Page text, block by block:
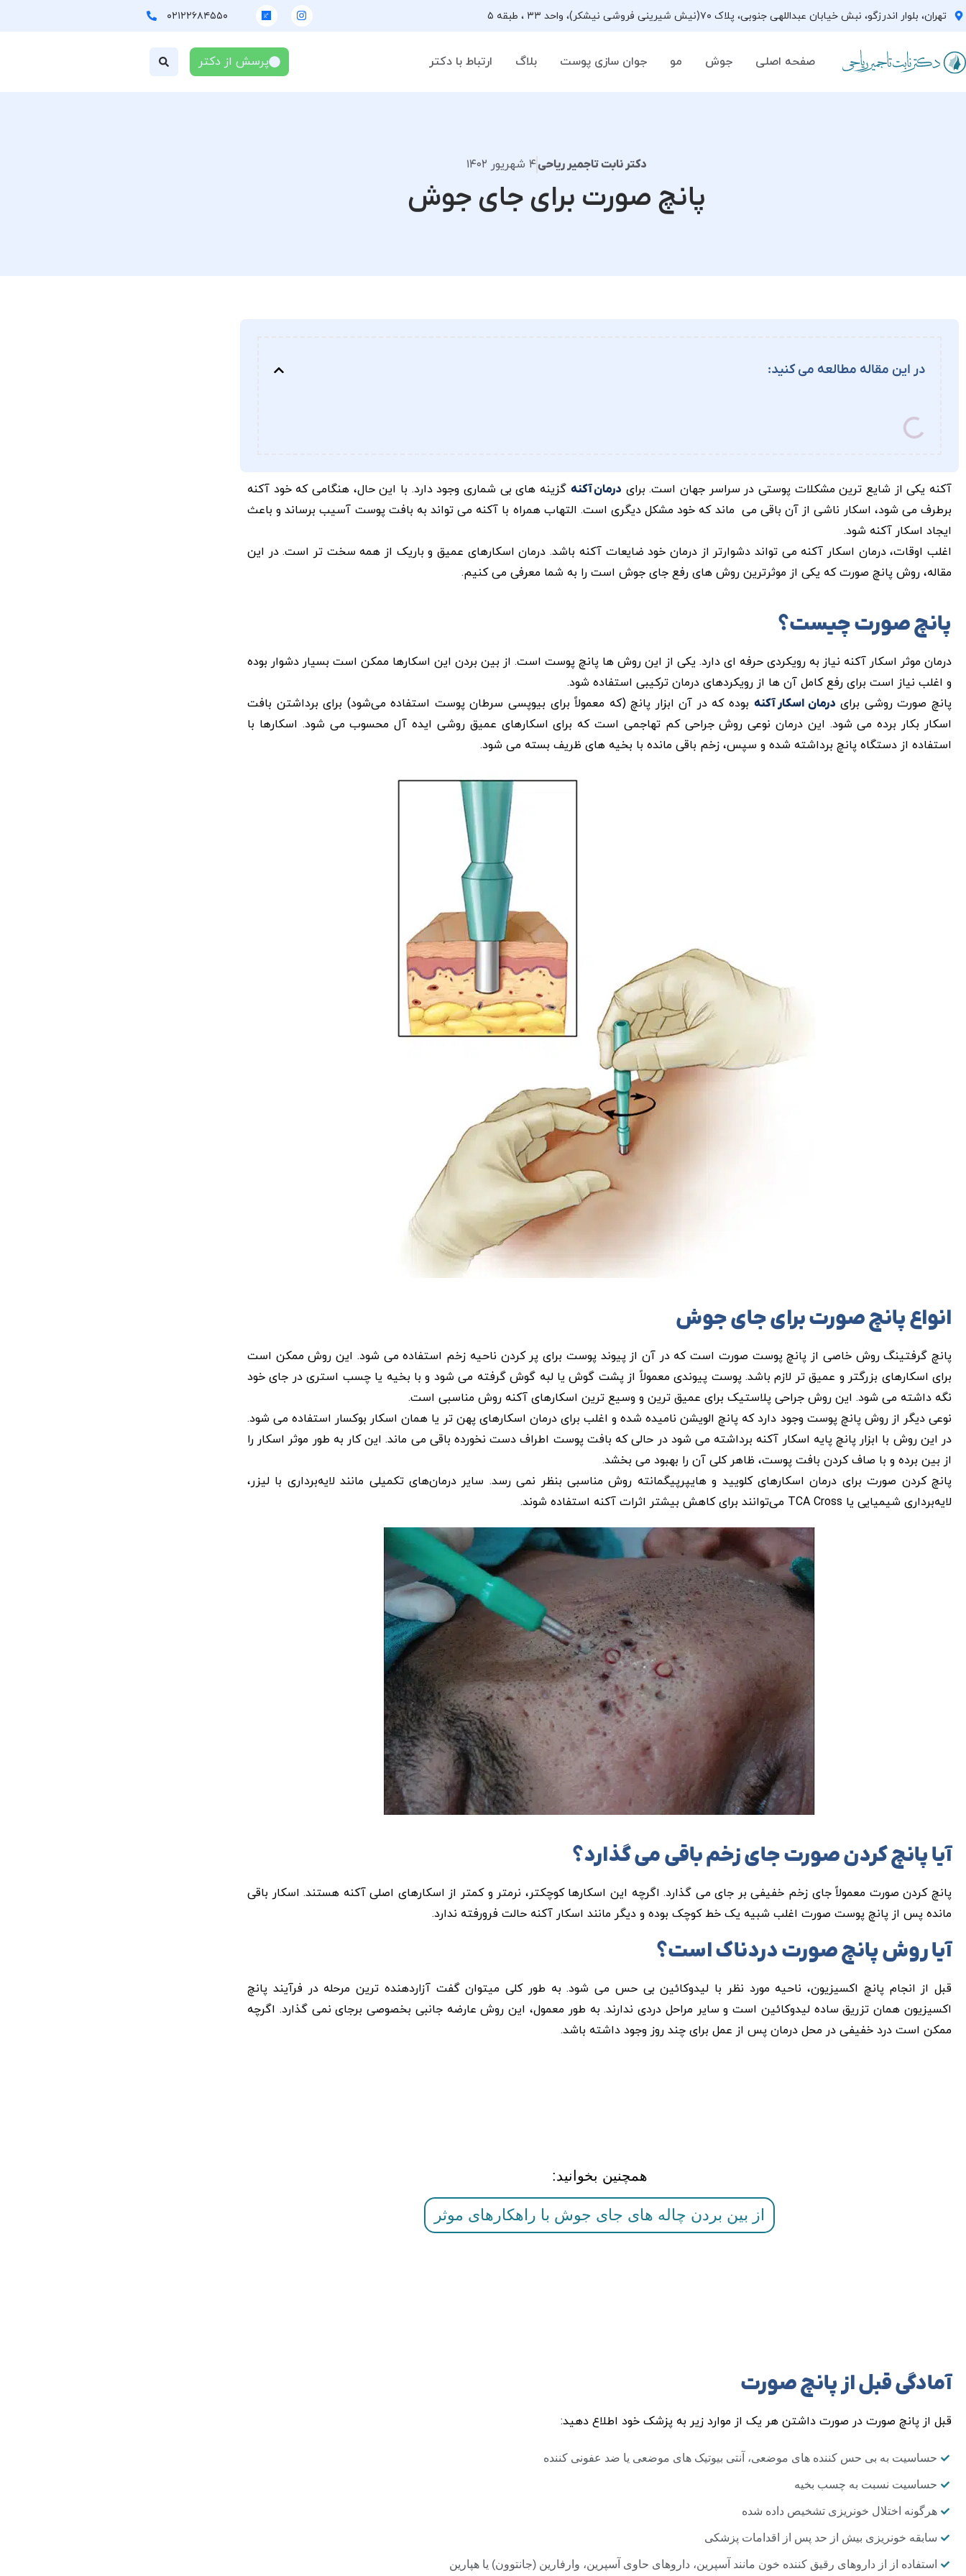
تهران، بلوار اندرزگو، نبش خیابان عبداللهی جنوبی، پلاک ۷۰(نیش شیرینی فروشی نیشکر)، واحد ۳۳ ، طبقه ۵ ۰۲۱۲۲۶۸۴۵۵۰
صفحه اصلی جوش مو جوان سازی پوست بلاگ ارتباط با دکتر پرسش از دکتر
دکتر نابت تاجمیر ریاحی۴ شهریور ۱۴۰۲
پانچ صورت برای جای جوش
در این مقاله مطالعه می کنید:
آکنه یکی از شایع ترین مشکلات پوستی در سراسر جهان است. برای درمان آکنه گزینه های بی شماری وجود دارد. با این حال، هنگامی که خود آکنه
برطرف می شود، اسکار ناشی از آن باقی می ماند که خود مشکل دیگری است. التهاب همراه با آکنه می تواند به بافت پوست آسیب برساند و باعث
ایجاد اسکار آکنه شود.
اغلب اوقات، درمان اسکار آکنه می تواند دشوارتر از درمان خود ضایعات آکنه باشد. درمان اسکارهای عمیق و باریک از همه سخت تر است. در این
مقاله، روش پانچ صورت که یکی از موثرترین روش های رفع جای جوش است را به شما معرفی می کنیم.
پانچ صورت چیست؟
درمان موثر اسکار آکنه نیاز به رویکردی حرفه ای دارد. یکی از این روش ها پانچ پوست است. از بین بردن این اسکارها ممکن است بسیار دشوار بوده
و اغلب نیاز است برای رفع کامل آن ها از رویکردهای درمان ترکیبی استفاده شود.
پانچ صورت روشی برای درمان اسکار آکنه بوده که در آن ابزار پانچ (که معمولاً برای بیوپسی سرطان پوست استفاده می‌شود) برای برداشتن بافت
اسکار بکار برده می شود. این درمان نوعی روش جراحی کم تهاجمی است که برای اسکارهای عمیق روشی ایده آل محسوب می شود. اسکارها با
استفاده از دستگاه پانچ برداشته شده و سپس، زخم باقی مانده با بخیه های ظریف بسته می شود.
انواع پانچ صورت برای جای جوش
پانچ گرفتینگ روش خاصی از پانچ پوست صورت است که در آن از پیوند پوست برای پر کردن ناحیه زخم استفاده می شود. این روش ممکن است
برای اسکارهای بزرگتر و عمیق تر لازم باشد. پوست پیوندی معمولاً از پشت گوش یا لبه گوش گرفته می شود و با بخیه یا چسب استری در جای خود
نگه داشته می شود. این روش جراحی پلاستیک برای عمیق ترین و وسیع ترین اسکارهای آکنه روش مناسبی است.
نوعی دیگر از روش پانچ پوست وجود دارد که پانچ الویشن نامیده شده و اغلب برای درمان اسکارهای پهن تر یا همان اسکار بوکسار استفاده می شود.
در این روش با ابزار پانچ پایه اسکار آکنه برداشته می شود در حالی که بافت پوست اطراف دست نخورده باقی می ماند. این کار به طور موثر اسکار را
از بین برده و با صاف کردن بافت پوست، ظاهر کلی آن را بهبود می بخشد.
پانچ کردن صورت برای درمان اسکارهای کلویید و هایپرپیگمانته روش مناسبی بنظر نمی رسد. سایر درمان‌های تکمیلی مانند لایه‌برداری با لیزر،
لایه‌برداری شیمیایی یا TCA Cross می‌توانند برای کاهش بیشتر اثرات آکنه استفاده شوند.
آیا پانچ کردن صورت جای زخم باقی می گذارد؟
پانچ کردن صورت معمولاً جای زخم خفیفی بر جای می گذارد. اگرچه این اسکارها کوچکتر، نرمتر و کمتر از اسکارهای اصلی آکنه هستند. اسکار باقی
مانده پس از پانچ پوست صورت اغلب شبیه یک خط کوچک بوده و دیگر مانند اسکار آکنه حالت فرورفته ندارد.
آیا روش پانچ صورت دردناک است؟
قبل از انجام پانچ اکسیزیون، ناحیه مورد نظر با لیدوکائین بی حس می شود. به طور کلی میتوان گفت آزاردهنده ترین مرحله در فرآیند پانچ
اکسیزیون همان تزریق ساده لیدوکائین است و سایر مراحل دردی ندارند. به طور معمول، این روش عارضه جانبی بخصوصی برجای نمی گذارد. اگرچه
ممکن است درد خفیفی در محل درمان پس از عمل برای چند روز وجود داشته باشد.
همچنین بخوانید:
از بین بردن چاله های جای جوش با راهکارهای موثر
آمادگی قبل از پانچ صورت
قبل از پانچ صورت در صورت داشتن هر یک از موارد زیر به پزشک خود اطلاع دهید:
حساسیت به بی حس کننده های موضعی، آنتی بیوتیک های موضعی یا ضد عفونی کننده
حساسیت نسبت به چسب بخیه
هرگونه اختلال خونریزی تشخیص داده شده
سابقه خونریزی بیش از حد پس از اقدامات پزشکی
استفاده از از داروهای رقیق کننده خون مانند آسپرین، داروهای حاوی آسپرین، وارفارین (جانتوون) یا هپارین